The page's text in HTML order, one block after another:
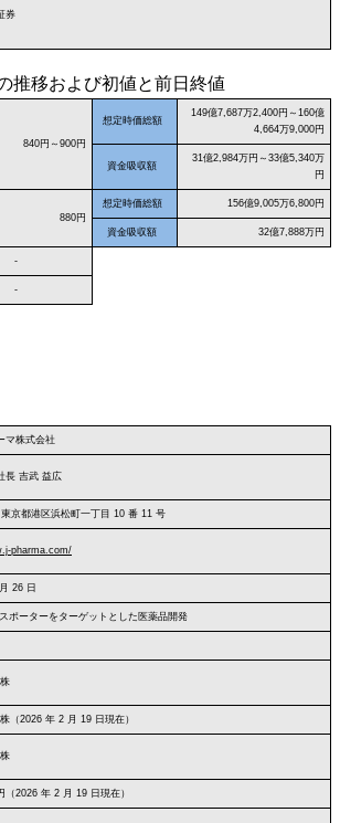
券
推移および初値と前日終値
840円～900円
想定時価総額
149億7,687万2,400円～160億
4,664万9,000円
資金吸収額
31億2,984万円～33億5,340万
円
880円
想定時価総額 156億9,005万6,800円
資金吸収額 32億7,888万円
-
-
マ株式会社
長 吉武 益広
東京都港区浜松町一丁目 10 番 11 号
pharma.com/
26 日
ポーターをターゲットとした医薬品開発
（2026 年 2 月 19 日現在）
（2026 年 2 月 19 日現在）